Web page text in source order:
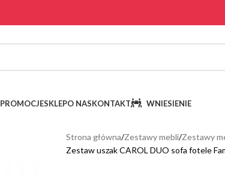
PROMOCJESKLEPO NASKONTAKT WNIESIENIE
Strona główna Zestawy mebli Zestawy
Zestaw uszak CAROL DUO sofa fotele